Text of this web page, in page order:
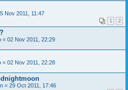
Nov 2011, 11:47
1 2
« 02 Nov 2011, 22:29
« 02 Nov 2011, 22:28
« 29 Oct 2011, 17:46